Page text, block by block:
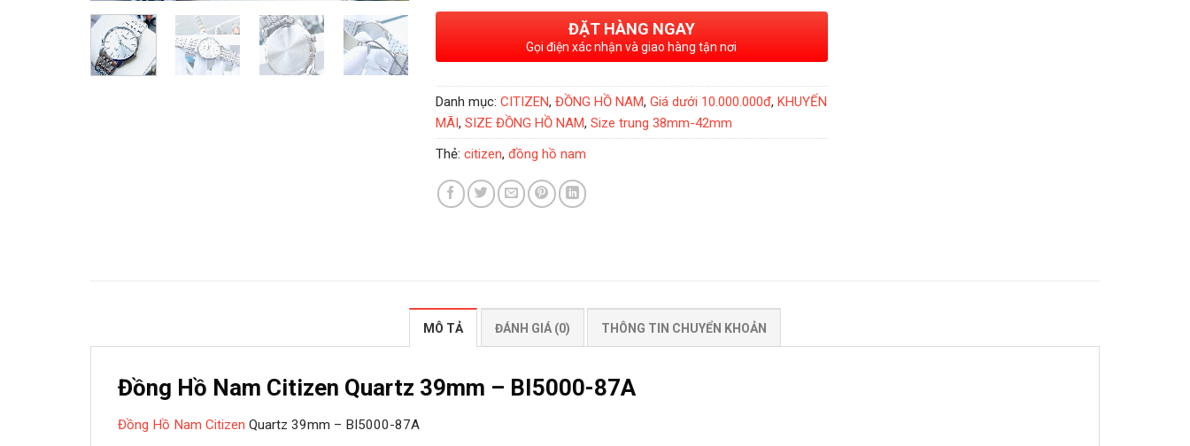
ĐẶT HÀNG NGAY
Gọi điện xác nhận và giao hàng tận nơi
Danh mục: CITIZEN, ĐỒNG HỒ NAM, Giá dưới 10.000.000đ, KHUYẾN
MÃI, SIZE ĐỒNG HỒ NAM, Size trung 38mm-42mm
Thẻ: citizen, đồng hồ nam
MÔ TẢ ĐÁNH GIÁ (0) THÔNG TIN CHUYỂN KHOẢN
Đồng Hồ Nam Citizen Quartz 39mm – BI5000-87A
Đồng Hồ Nam Citizen Quartz 39mm – BI5000-87A